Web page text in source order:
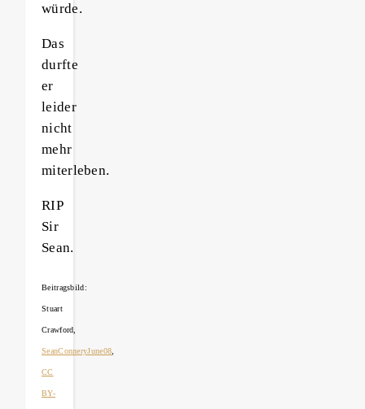
würde.
Das
durfte
er
leider
nicht
mehr
miterleben.
RIP
Sir
Sean.
Beitragsbild:
Stuart
Crawford,
SeanConneryJune08
CC
BY-